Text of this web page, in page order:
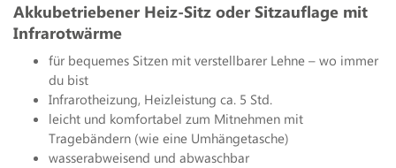
Akkubetriebener Heiz-Sitz oder Sitzauflage mit
Infrarotwärme
für bequemes Sitzen mit verstellbarer Lehne – wo immer
du bist
Infrarotheizung, Heizleistung ca. 5 Std.
leicht und komfortabel zum Mitnehmen mit
Tragebändern (wie eine Umhängetasche)
wasserabweisend und abwaschbar